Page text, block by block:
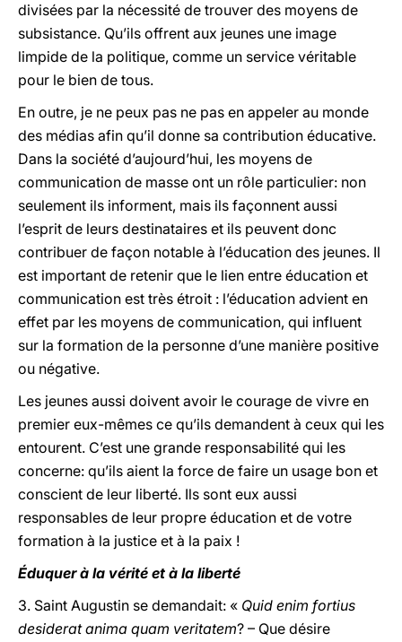
divisées par la nécessité de trouver des moyens de
subsistance. Qu’ils offrent aux jeunes une image
limpide de la politique, comme un service véritable
pour le bien de tous.
En outre, je ne peux pas ne pas en appeler au monde
des médias afin qu’il donne sa contribution éducative.
Dans la société d’aujourd’hui, les moyens de
communication de masse ont un rôle particulier: non
seulement ils informent, mais ils façonnent aussi
l’esprit de leurs destinataires et ils peuvent donc
contribuer de façon notable à l’éducation des jeunes. Il
est important de retenir que le lien entre éducation et
communication est très étroit : l’éducation advient en
effet par les moyens de communication, qui influent
sur la formation de la personne d’une manière positive
ou négative.
Les jeunes aussi doivent avoir le courage de vivre en
premier eux-mêmes ce qu’ils demandent à ceux qui les
entourent. C’est une grande responsabilité qui les
concerne: qu’ils aient la force de faire un usage bon et
conscient de leur liberté. Ils sont eux aussi
responsables de leur propre éducation et de votre
formation à la justice et à la paix !
Éduquer à la vérité et à la liberté
3. Saint Augustin se demandait: « Quid enim fortius
desiderat anima quam veritatem? – Que désire